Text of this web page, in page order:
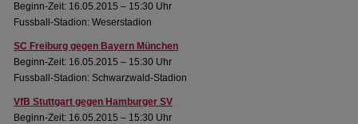
Beginn-Zeit: 16.05.2015 – 15:30 Uhr
Fussball-Stadion: Weserstadion
SC Freiburg gegen Bayern München
Beginn-Zeit: 16.05.2015 – 15:30 Uhr
Fussball-Stadion: Schwarzwald-Stadion
VfB Stuttgart gegen Hamburger SV
Beginn-Zeit: 16.05.2015 – 15:30 Uhr